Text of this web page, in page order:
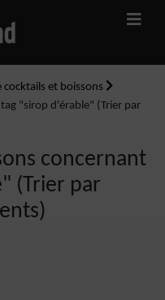
cocktails et boissons
"sirop d'érable" (Trier par
concernant
(Trier par